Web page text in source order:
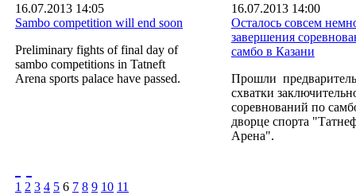
16.07.2013 14:05
Sambo competition will end soon
Preliminary fights of final day of
sambo competitions in Tatneft
Arena sports palace have passed.
16.07.2013 14:00
Осталось совсем
завершения
самбо в Казани
Прошли
схватки
соревнований по
дворце спорта
Арена".
1 2 3 4 5 6 7 8 9 10 11